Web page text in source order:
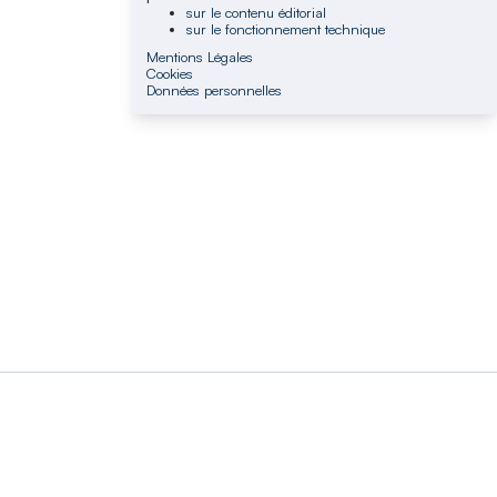
sur le contenu éditorial
sur le fonctionnement technique
Mentions Légales
Cookies
Données personnelles